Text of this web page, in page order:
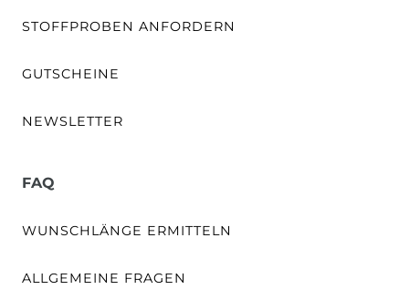
STOFFPROBEN ANFORDERN
GUTSCHEINE
NEWSLETTER
FAQ
WUNSCHLÄNGE ERMITTELN
ALLGEMEINE FRAGEN